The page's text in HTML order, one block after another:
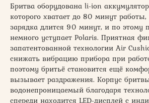
Бритва оборудована li-ion
которого хватает до 80 минут
зарядка длится 90 минут, и по этому
немного уступает Polaris. Приятная
запатентованной технологии Air
снижать вибрацию прибора при
поэтому бритьё становится ещё
вызывает раздражения. Корпус
водонепроницаемый благодаря
спереди находится LED-дисплей с